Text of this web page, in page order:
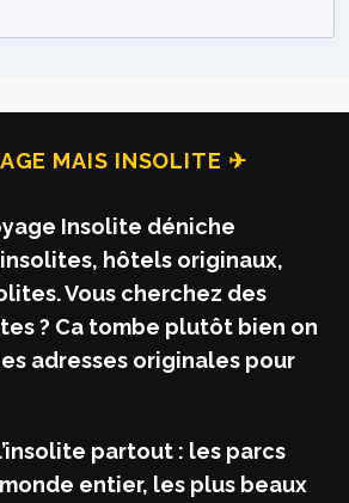
MAIS INSOLITE ✈
Insolite déniche
hôtels originaux,
Vous cherchez des
? Ca tombe plutôt bien on
adresses originales pour
partout : les parcs
entier, les plus beaux